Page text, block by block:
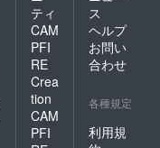
店が差
出人に
なりま
すので
先方様
の贈り
からな
す。
直接配
送の贈
り物の
場合差
出人様
前を備
必ず
ジで
す。
炭酸
充填機
の工事
が済み
納期は
以降で
指定の
材料を
使用し
オリジ
ナルの
クラフ
ラを開
いたし
ティ
CAM
PFI
RE
Crea
tion
CAM
PFI
ス
ヘルプ
お問い
合わせ
各種規定
利用規